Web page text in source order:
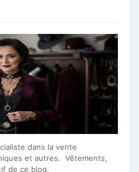
dans la vente
et autres. Vêtements,
de ce blog.